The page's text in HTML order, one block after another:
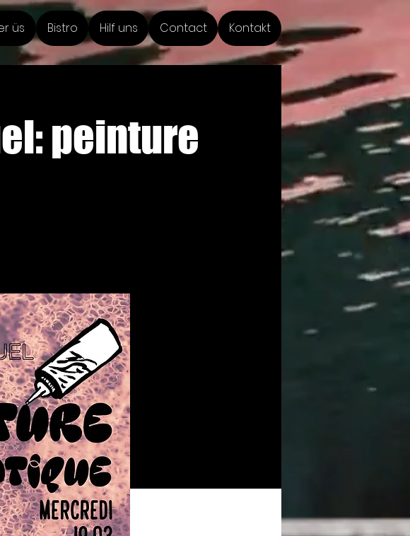
üs Bistro Hilf uns Contact Kontakt
peinture